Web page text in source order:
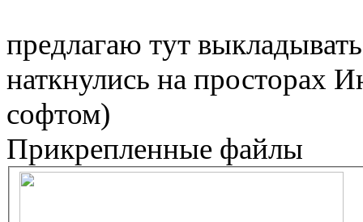
предлагаю тут
наткнулись на просторах
софтом)
Прикрепленные файлы